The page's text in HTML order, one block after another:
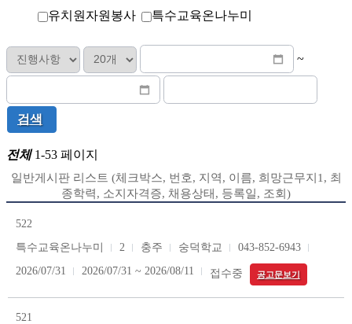
유치원자원봉사 특수교육온나누미
~
검색
전체1-53 페이지
일반게시판 리스트 (체크박스, 번호, 지역, 이름, 희망근무지1, 최
종학력, 소지자격증, 채용상태, 등록일, 조회)
522
특수교육온나누미
2 충주 숭덕학교
043-852-6943
2026/07/31
2026/07/31 ~ 2026/08/11 접수중 공고문보기
521